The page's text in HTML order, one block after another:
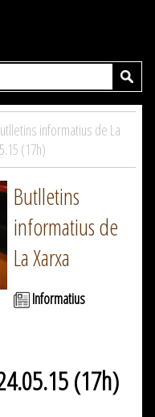
informatius de La
(17h)
Butlletins
informatius de
La Xarxa
Informatius
(17h)